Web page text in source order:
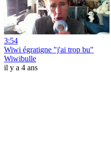
3:54
Wiwi égratigne "j'ai trop bu"
Wiwibulle
il y a 4 ans